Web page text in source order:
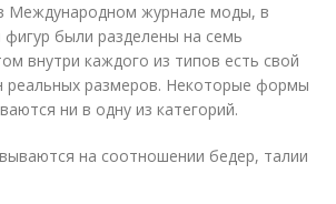
Международном журнале моды, в
были разделены на семь
внутри каждого из типов есть свой
реальных размеров. Некоторые формы
ни в одну из категорий.
на соотношении бедер, талии